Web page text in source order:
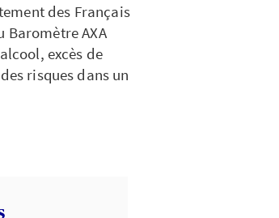
des Français
Baromètre AXA
excès de
risques dans un